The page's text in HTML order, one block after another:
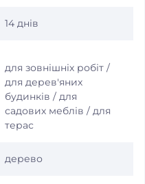
14 днів
для зовнішніх робіт /
для дерев'яних
будинків / для
садових меблів / для
терас
дерево